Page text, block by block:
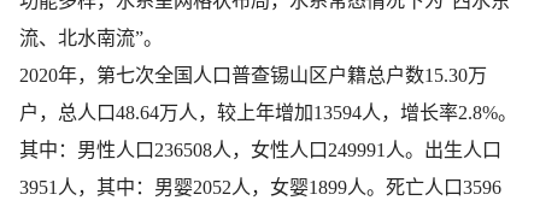
流、北水南流”。
2020年，第七次全国人口普查锡山区户籍总户数15.30万
户，总人口48.64万人，较上年增加13594人，增长率2.8%。
其中：男性人口236508人，女性人口249991人。出生人口
3951人，其中：男婴2052人，女婴1899人。死亡人口3596